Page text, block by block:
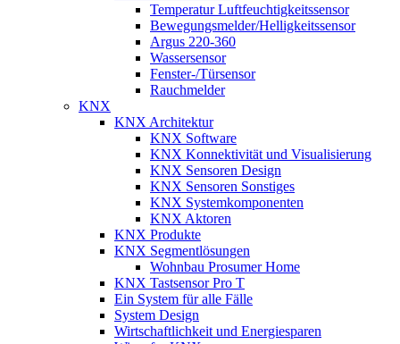
Temperatur Luftfeuchtigkeitssensor
Bewegungsmelder/Helligkeitssensor
Argus 220-360
Wassersensor
Fenster-/Türsensor
Rauchmelder
KNX
KNX Architektur
KNX Software
KNX Konnektivität und Visualisierung
KNX Sensoren Design
KNX Sensoren Sonstiges
KNX Systemkomponenten
KNX Aktoren
KNX Produkte
KNX Segmentlösungen
Wohnbau Prosumer Home
KNX Tastsensor Pro T
Ein System für alle Fälle
System Design
Wirtschaftlichkeit und Energiesparen